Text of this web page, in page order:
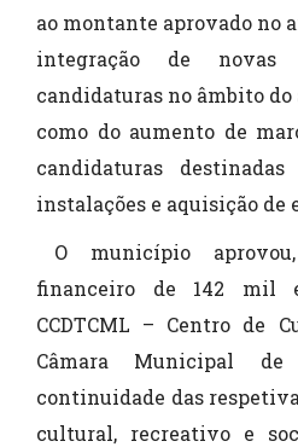
ao montante aprovado no
integração de novas
candidaturas no âmbito do
como do aumento de
candidaturas
instalações e aquisição de
O município
financeiro de 142 mil
CCDTCML – Centro de
Câmara Municipal
continuidade das
cultural, recreativo e